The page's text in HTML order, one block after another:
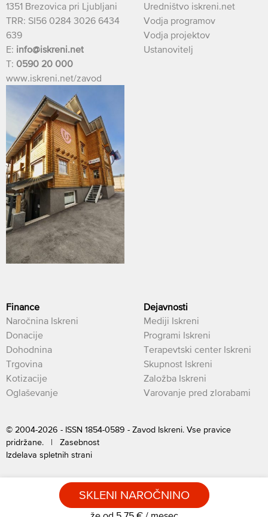
1351 Brezovica pri Ljubljani
TRR: SI56 0284 3026 6434
639
E: info@iskreni.net
T: 0590 20 000
www.iskreni.net/zavod
Uredništvo iskreni.net
Vodja programov
Vodja projektov
Ustanovitelj
Finance
Naročnina Iskreni
Donacije
Dohodnina
Trgovina
Kotizacije
Oglaševanje
Dejavnosti
Mediji Iskreni
Programi Iskreni
Terapevtski center Iskreni
Skupnost Iskreni
Založba Iskreni
Varovanje pred zlorabami
© 2004-2026 - ISSN 1854-0589 - Zavod Iskreni. Vse pravice
pridržane. | Zasebnost
Izdelava spletnih strani
SKLENI NAROČNINO